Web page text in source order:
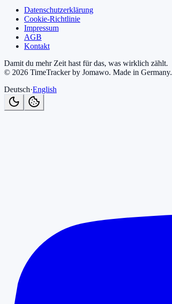
Datenschutzerklärung
Cookie-Richtlinie
Impressum
AGB
Kontakt
Damit du mehr Zeit hast für das, was wirklich zählt.
© 2026 TimeTracker by Jomawo. Made in Germany.
Deutsch·English